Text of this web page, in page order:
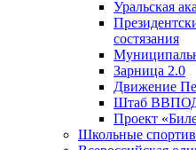
Уральская
состязания
Зарница 2.0
Движение
Штаб
Проект
Школьные